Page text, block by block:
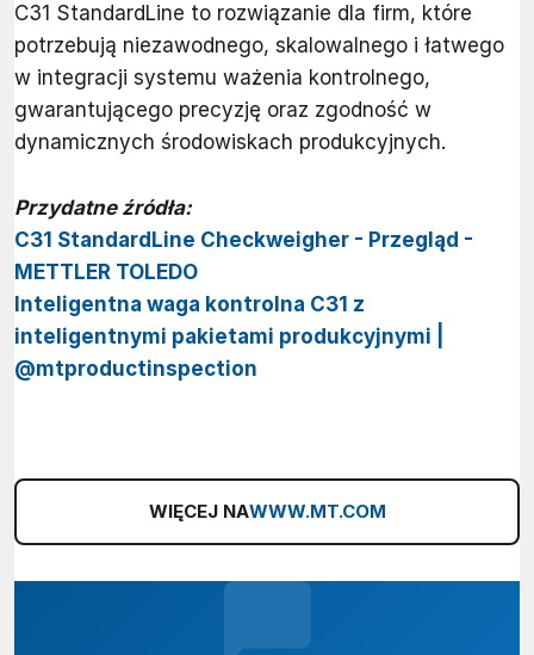
C31 StandardLine to rozwiązanie dla firm, które
potrzebują niezawodnego, skalowalnego i łatwego
w integracji systemu ważenia kontrolnego,
gwarantującego precyzję oraz zgodność w
dynamicznych środowiskach produkcyjnych.
Przydatne źródła:
C31 StandardLine Checkweigher - Przegląd -
METTLER TOLEDO
Inteligentna waga kontrolna C31 z
inteligentnymi pakietami produkcyjnymi |
@mtproductinspection
WIĘCEJ NAWWW.MT.COM